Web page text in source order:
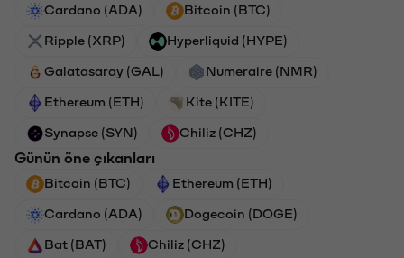
Cardano (ADA) Bitcoin (BTC)
Ripple (XRP) Hyperliquid (HYPE)
Galatasaray (GAL) Numeraire (NMR)
Ethereum (ETH) Kite (KITE)
Synapse (SYN) Chiliz (CHZ)
Günün öne çıkanları
Bitcoin (BTC) Ethereum (ETH)
Cardano (ADA) Dogecoin (DOGE)
Bat (BAT) Chiliz (CHZ)